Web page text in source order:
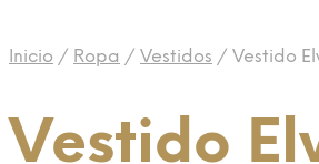
Inicio / Ropa / Vestidos / Vestido
Vestido